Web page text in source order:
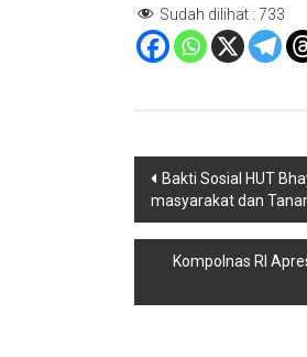
Sudah dilihat : 733
Navigasi
pos
Bakti Sosial HUT
masyarakat dan
Kompolnas RI